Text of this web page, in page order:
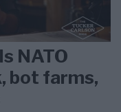
NATO
bot farms,